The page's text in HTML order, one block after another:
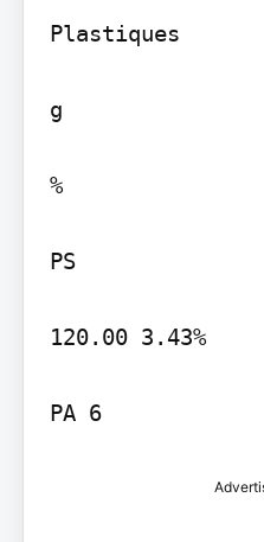
Plastiques
g
%
PS
120.00 3.43%
PA 6